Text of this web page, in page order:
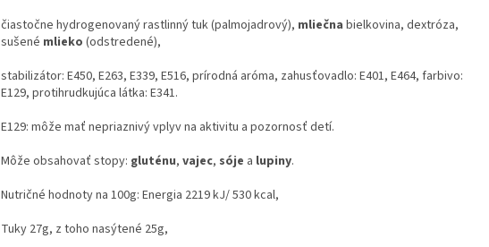
čiastočne hydrogenovaný rastlinný tuk (palmojadrový), mliečna bielkovina, dextróza,
sušené mlieko (odstredené),
stabilizátor: E450, E263, E339, E516, prírodná aróma, zahusťovadlo: E401, E464, farbivo:
E129, protihrudkujúca látka: E341.
E129: môže mať nepriaznivý vplyv na aktivitu a pozornosť detí.
Môže obsahovať stopy: gluténu, vajec, sóje a lupiny.
Nutričné hodnoty na 100g: Energia 2219 kJ/ 530 kcal,
Tuky 27g, z toho nasýtené 25g,